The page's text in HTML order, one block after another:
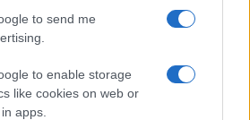
to send me
to enable storage
like cookies on web or
apps.
Ravne - Območje Podkraj
Vuzenica - Območje Mute